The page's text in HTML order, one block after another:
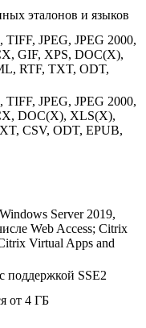
эталонов и языков
JPEG, JPEG 2000,
GIF, XPS, DOC(X),
RTF, TXT, ODT,
JPEG, JPEG 2000,
DOC(X), XLS(X),
CSV, ODT, EPUB,
Server 2019,
Web Access; Citrix
Virtual Apps and
поддержкой SSE2
от 4 ГБ